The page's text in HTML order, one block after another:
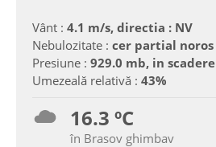
Vânt : 4.1 m/s, directia : NV
Nebulozitate : cer partial noros
Presiune : 929.0 mb, in scadere
Umezeală relativă : 43%
16.3 ºC
în Brasov ghimbav